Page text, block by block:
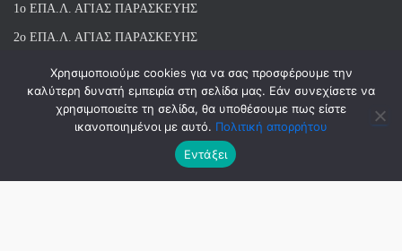
1ο ΕΠΑ.Λ. ΑΓΙΑΣ ΠΑΡΑΣΚΕΥΗΣ
2ο ΕΠΑ.Λ. ΑΓΙΑΣ ΠΑΡΑΣΚΕΥΗΣ
1ο Ε.Κ. ΑΓΙΑΣ ΠΑΡΑΣΚΕΥΗΣ
ΒΙΒΛΙΟΘΗΚΗ 1ου & 2ου ΕΠΑΛ ΑΓΙΑΣ ΠΑΡΑΣΚΕΥΗΣ
Hestia | Αναπτύχθηκε απόThemeIsle
Χρησιμοποιούμε cookies για να σας προσφέρουμε την
καλύτερη δυνατή εμπειρία στη σελίδα μας. Εάν συνεχίσετε να
χρησιμοποιείτε τη σελίδα, θα υποθέσουμε πως είστε
ικανοποιημένοι με αυτό. Πολιτική απορρήτου
Εντάξει